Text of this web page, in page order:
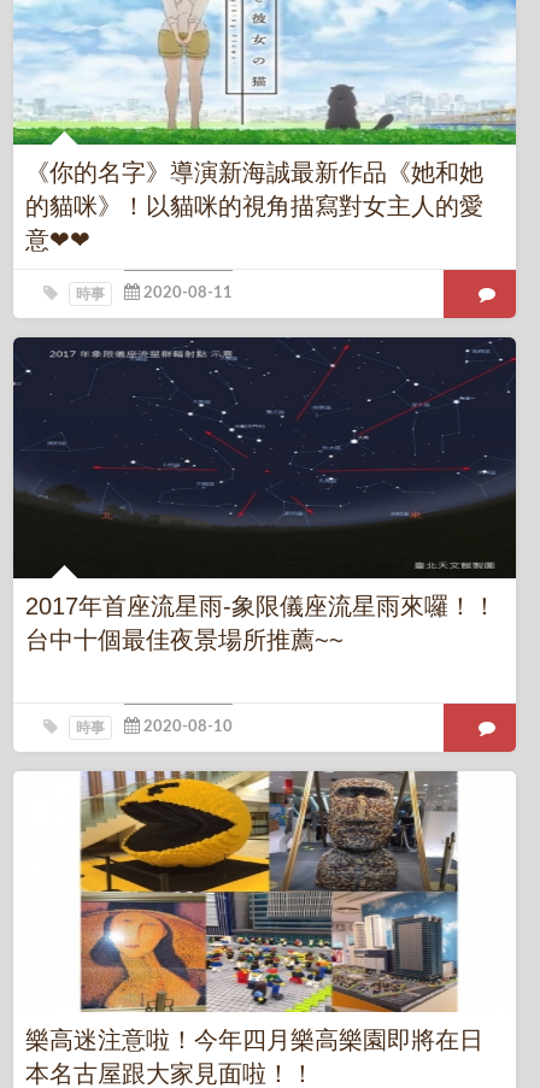
《你的名字》導演新海誠最新作品《她和她
的貓咪》！以貓咪的視角描寫對女主人的愛
意❤❤
時事
2017年首座流星雨-象限儀座流星雨來囉！！
台中十個最佳夜景場所推薦~~
時事
樂高迷注意啦！今年四月樂高樂園即將在日
本名古屋跟大家見面啦！！